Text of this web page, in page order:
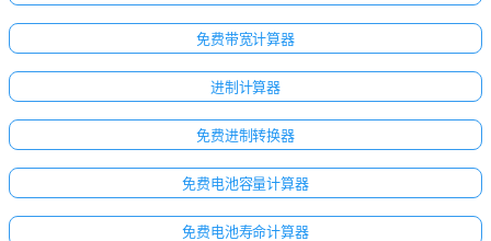
免费带宽计算器
进制计算器
免费进制转换器
免费电池容量计算器
免费电池寿命计算器